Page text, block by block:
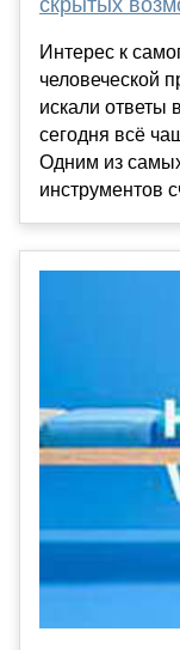
Интерес к
человеческой
искали ответы
сегодня всё
Одним из
инструментов